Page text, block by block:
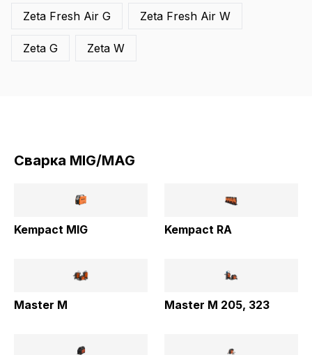
Zeta Fresh Air G Zeta Fresh Air W
Zeta G Zeta W
Сварка MIG/MAG
Kempact MIG Kempact RA
Master M Master M 205, 323